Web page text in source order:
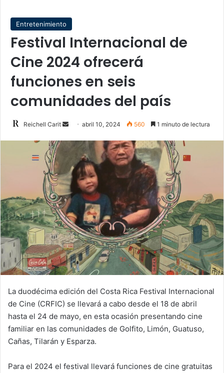
Entretenimiento
Festival Internacional de
Cine 2024 ofrecerá
funciones en seis
comunidades del país
Reichell Carit
Sendabril 10, 2024 560 1 minuto de lectura
La duodécima edición del Costa Rica Festival Internacional
de Cine (CRFIC) se llevará a cabo desde el 18 de abril
hasta el 24 de mayo, en esta ocasión presentando cine
familiar en las comunidades de Golfito, Limón, Guatuso,
Cañas, Tilarán y Esparza.
Para el 2024 el festival llevará funciones de cine gratuitas